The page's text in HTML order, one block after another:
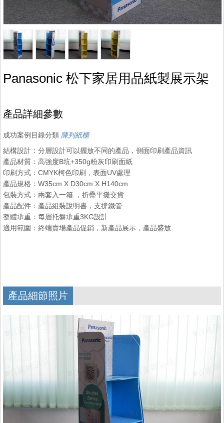
Panasonic 松下家居用品紙製展示架
產品詳細參數
成功案例目錄分類 陳列紙櫃
結構設計：分層設計可以擺放不同的產品，側面印刷產品資訊
產品材質：高強度B坑+350g粉灰印刷面紙
印刷方式：CMYK柯色印刷，表面UV處理
產品規格：W35cm X D30cm X H140cm
包裝方式：兩套入一箱 ，折疊平攤交貨
產品配件：產品組裝說明書，支撐鐵管
整體承重：每層托盤承重3KG設計
適用範圍：終端賣場產品促銷，新產品展示，產品盛放
產品細節照片